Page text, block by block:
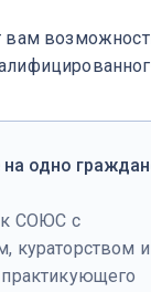
одно
к СОЮС с
кураторством и